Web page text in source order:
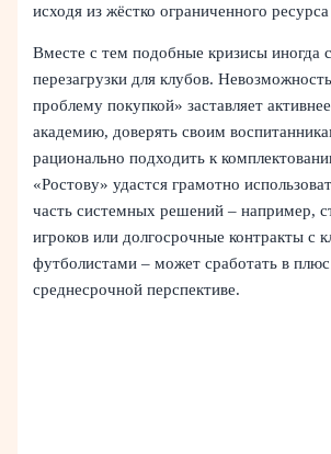
исходя из жёстко ограниченного
Вместе с тем подобные кризисы иногда
перезагрузки для клубов.
проблему покупкой» заставляет
академию, доверять своим
рационально подходить к
«Ростову» удастся грамотно
часть системных решений – например,
игроков или долгосрочные контракты с
футболистами – может сработать в
среднесрочной перспективе.